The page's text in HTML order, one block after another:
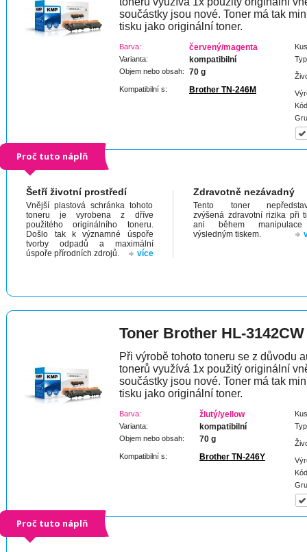
součástky jsou nové. Toner má tak
tisku jako originální toner.
Barva: červený/magenta
Varianta: kompatibilní
Objem nebo obsah: 70 g
Kompatibilní s: Brother TN-246M
Proč tuto náplň
Šetří životní prostředí
Vnější plastová schránka tohoto
toneru je vyrobena z dříve
použitého originálního toneru.
Došlo tak k významné úspoře
tvorby odpadů a maximální
úspoře přírodních zdrojů.
více
Zdravotně nezávadný
Tento toner
zvýšená zdravotní rizika při
ani během
výsledným tiskem.
Toner Brother HL-3142CW
Při výrobě tohoto toneru se z důvodu
tonerů využívá 1x použitý originální
součástky jsou nové. Toner má tak
tisku jako originální toner.
Barva: žlutý/yellow
Varianta: kompatibilní
Objem nebo obsah: 70 g
Kompatibilní s: Brother TN-246Y
Proč tuto náplň